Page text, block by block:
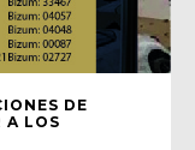
DE
A LOS